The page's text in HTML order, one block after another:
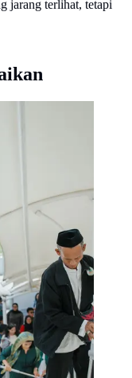
jarang terlihat, tetapi